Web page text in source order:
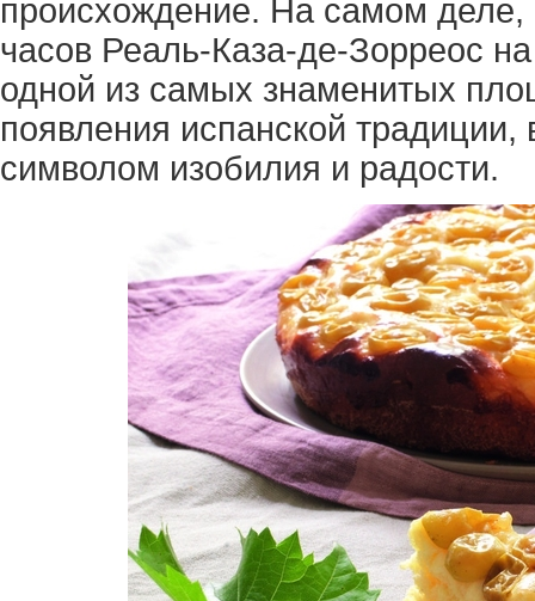
происхождение. На самом
часов Реаль-Каза-де-Зорреос
одной из самых знаменитых
появления испанской
символом изобилия и радости.